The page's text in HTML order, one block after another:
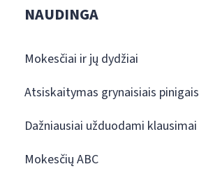
NAUDINGA
Mokesčiai ir jų dydžiai
Atsiskaitymas grynaisiais pinigais
Dažniausiai užduodami klausimai
Mokesčių ABC